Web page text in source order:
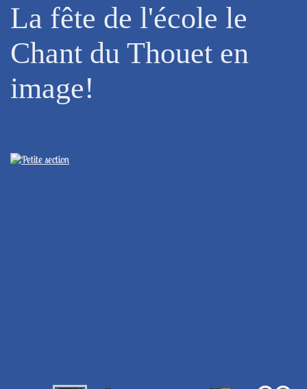
La fête de l'école le
Chant du Thouet en
image!